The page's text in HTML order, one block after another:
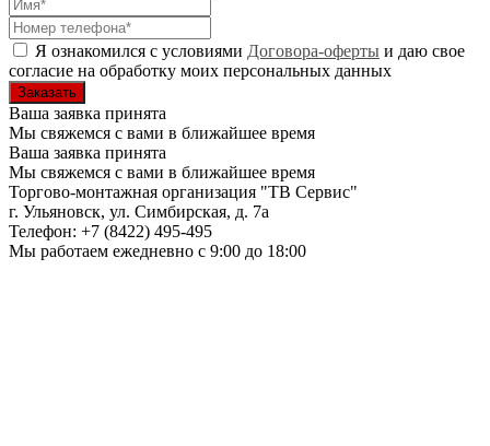
Я ознакомился с условиями Договора-оферты и даю свое
согласие на обработку моих персональных данных
Ваша заявка принята
Мы свяжемся с вами в ближайшее время
Ваша заявка принята
Мы свяжемся с вами в ближайшее время
Торгово-монтажная организация "ТВ Сервис"
г. Ульяновск, ул. Симбирская, д. 7а
Телефон: +7 (8422) 495-495
Мы работаем ежедневно с 9:00 до 18:00